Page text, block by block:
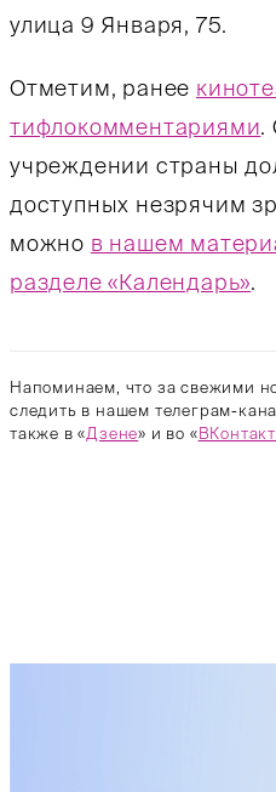
улица 9 Января, 75.
Отметим, ранее
тифлокомментариями.
учреждении страны
доступных незрячим
можно в нашем
разделе «Календарь».
Напоминаем, что за свежими
следить в нашем телеграм-
также в «Дзене» и во «